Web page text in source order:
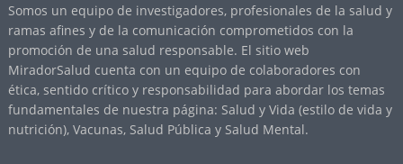
Somos un equipo de investigadores, profesionales de la salud y
ramas afines y de la comunicación comprometidos con la
promoción de una salud responsable. El sitio web
MiradorSalud cuenta con un equipo de colaboradores con
ética, sentido crítico y responsabilidad para abordar los temas
fundamentales de nuestra página: Salud y Vida (estilo de vida y
nutrición), Vacunas, Salud Pública y Salud Mental.